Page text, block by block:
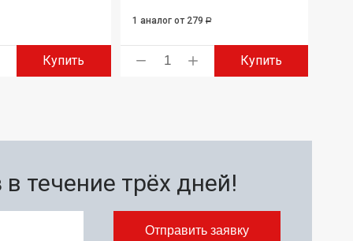
Купить
1 аналог от 279 Р
Купить
течение трёх дней!